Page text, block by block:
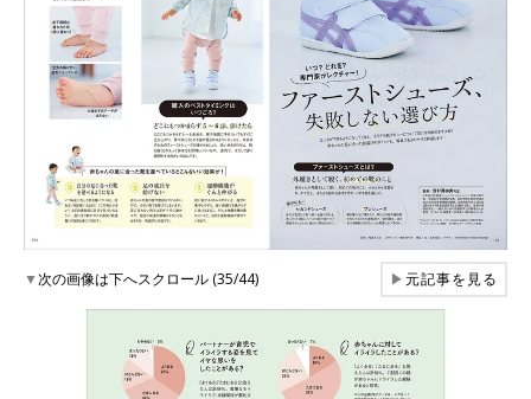
▼次の画像は下へスクロール (35/44) ▶元記事を見る